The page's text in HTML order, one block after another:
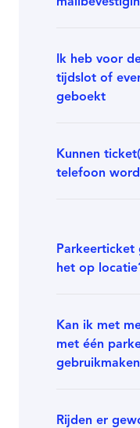
Ik heb voor
tijdslot of
geboekt
Kunnen
telefoon
het op
Kan ik met
met één
Rijden er